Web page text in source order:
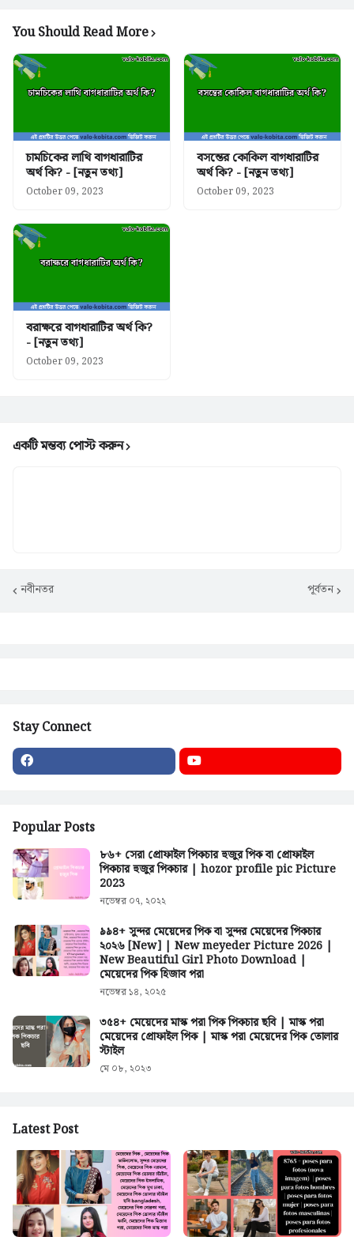
You Should Read More
চামচিকের লাথি বাগধারাটির
অর্থ কি? - [নতুন তথ্য]
October 09, 2023
বসন্তের কোকিল বাগধারাটির
অর্থ কি? - [নতুন তথ্য]
October 09, 2023
বরাক্ষরে বাগধারাটির অর্থ কি?
- [নতুন তথ্য]
October 09, 2023
একটি মন্তব্য পোস্ট করুন
নবীনতর পূর্বতন
Stay Connect
Popular Posts
৮৬+ সেরা প্রোফাইল পিকচার হুজুর পিক বা প্রোফাইল
পিকচার হুজুর পিকচার | hozor profile pic Picture
2023
নভেম্বর ০৭, ২০২২
৯৯৪+ সুন্দর মেয়েদের পিক বা সুন্দর মেয়েদের পিকচার
২০২৬ [New] | New meyeder Picture 2026 |
New Beautiful Girl Photo Download |
মেয়েদের পিক হিজাব পরা
নভেম্বর ১৪, ২০২৫
৩৫৪+ মেয়েদের মাস্ক পরা পিক পিকচার ছবি | মাস্ক পরা
মেয়েদের প্রোফাইল পিক | মাস্ক পরা মেয়েদের পিক তোলার
স্টাইল
মে ০৮, ২০২৩
Latest Post